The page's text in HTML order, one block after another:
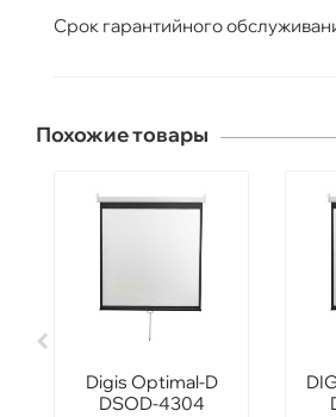
Срок гарантийного
Похожие товары
Digis Optimal-D
DSOD-4304